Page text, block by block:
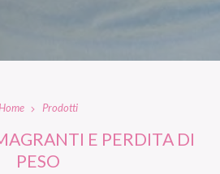
Prodotti
E PERDITA DI
PESO